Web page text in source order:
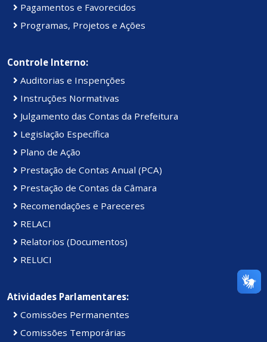
Pagamentos e Favorecidos
Programas, Projetos e Ações
Controle Interno:
Auditorias e Inspenções
Instruções Normativas
Julgamento das Contas da Prefeitura
Legislação Específica
Plano de Ação
Prestação de Contas Anual (PCA)
Prestação de Contas da Câmara
Recomendações e Pareceres
RELACI
Relatorios (Documentos)
RELUCI
Atividades Parlamentares:
Comissões Permanentes
Comissões Temporárias